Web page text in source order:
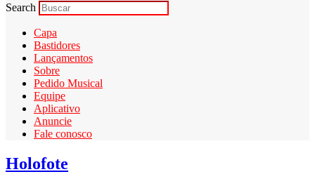
Search
Capa
Bastidores
Lançamentos
Sobre
Pedido Musical
Equipe
Aplicativo
Anuncie
Fale conosco
Holofote